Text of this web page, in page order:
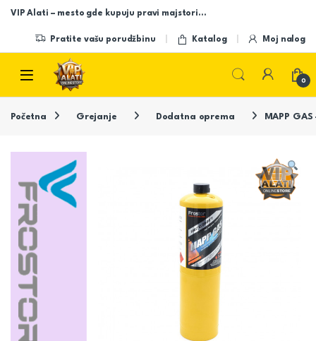
Skip to navigation
Skip to content
VIP Alati – mesto gde kupuju pravi majstori…
Pratite vašu porudžbinu Katalog Moj nalog
Open
0
Početna Grejanje Dodatna oprema MAPP GAS